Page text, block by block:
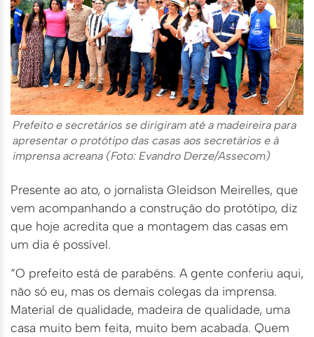
Prefeito e secretários se dirigiram até a madeireira para
apresentar o protótipo das casas aos secretários e à
imprensa acreana (Foto: Evandro Derze/Assecom)
Presente ao ato, o jornalista Gleidson Meirelles, que
vem acompanhando a construção do protótipo, diz
que hoje acredita que a montagem das casas em
um dia é possível.
“O prefeito está de parabéns. A gente conferiu aqui,
não só eu, mas os demais colegas da imprensa.
Material de qualidade, madeira de qualidade, uma
casa muito bem feita, muito bem acabada. Quem